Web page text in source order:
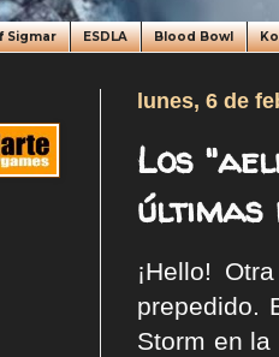
Sigmar ESDLA Blood Bowl
lunes, 6 de
Los
últimas
¡Hello!
prepedido.
Storm en